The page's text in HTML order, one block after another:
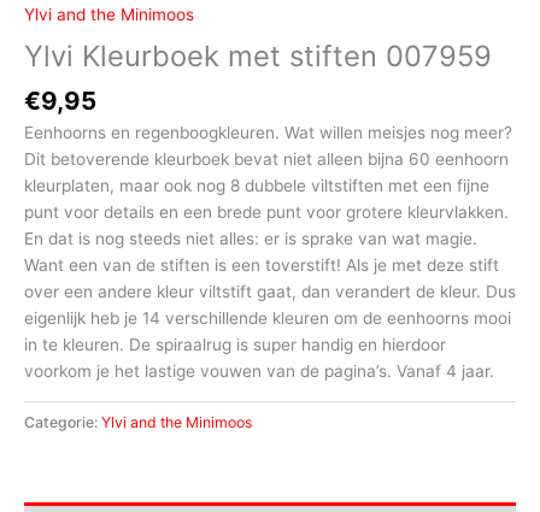
Ylvi and the Minimoos
Ylvi Kleurboek met stiften 007959
€9,95
Eenhoorns en regenboogkleuren. Wat willen meisjes nog meer?
Dit betoverende kleurboek bevat niet alleen bijna 60 eenhoorn
kleurplaten, maar ook nog 8 dubbele viltstiften met een fijne
punt voor details en een brede punt voor grotere kleurvlakken.
En dat is nog steeds niet alles: er is sprake van wat magie.
Want een van de stiften is een toverstift! Als je met deze stift
over een andere kleur viltstift gaat, dan verandert de kleur. Dus
eigenlijk heb je 14 verschillende kleuren om de eenhoorns mooi
in te kleuren. De spiraalrug is super handig en hierdoor
voorkom je het lastige vouwen van de pagina’s. Vanaf 4 jaar.
Categorie: Ylvi and the Minimoos